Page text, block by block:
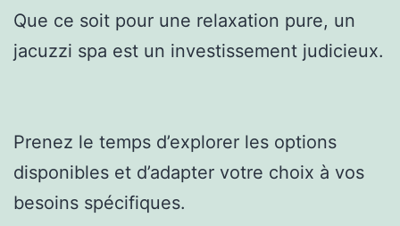
Que ce soit pour une relaxation pure, un
jacuzzi spa est un investissement judicieux.
Prenez le temps d’explorer les options
disponibles et d’adapter votre choix à vos
besoins spécifiques.